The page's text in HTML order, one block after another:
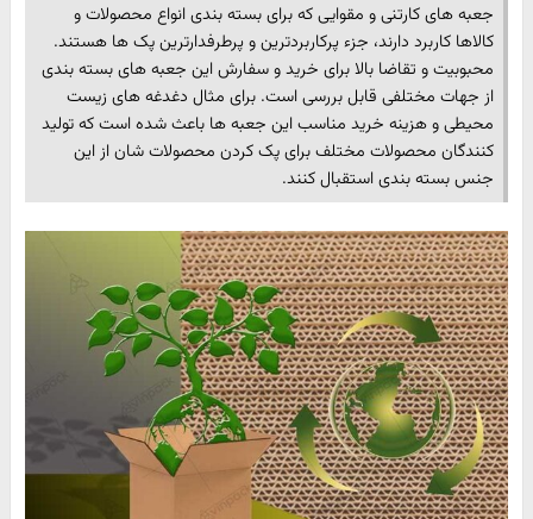
جعبه های کارتنی و مقوایی که برای بسته بندی انواع محصولات و
کالاها کاربرد دارند، جزء پرکاربردترین و پرطرفدارترین پک ها هستند.
محبوبیت و تقاضا بالا برای خرید و سفارش این جعبه های بسته بندی
از جهات مختلفی قابل بررسی است. برای مثال دغدغه های زیست
محیطی و هزینه خرید مناسب این جعبه ها باعث شده است که تولید
کنندگان محصولات مختلف برای پک کردن محصولات شان از این
جنس بسته بندی استقبال کنند.